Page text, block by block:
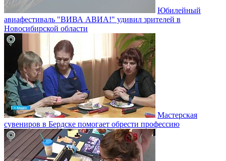
Юбилейный
авиафестиваль "ВИВА АВИА!" удивил зрителей в
Новосибирской области
Мастерская
сувениров в Бердске помогает обрести профессию